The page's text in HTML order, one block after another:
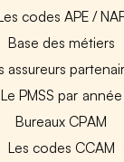
codes APE /
Base des métiers
assureurs
Le PMSS par année
Bureaux CPAM
Les codes CCAM